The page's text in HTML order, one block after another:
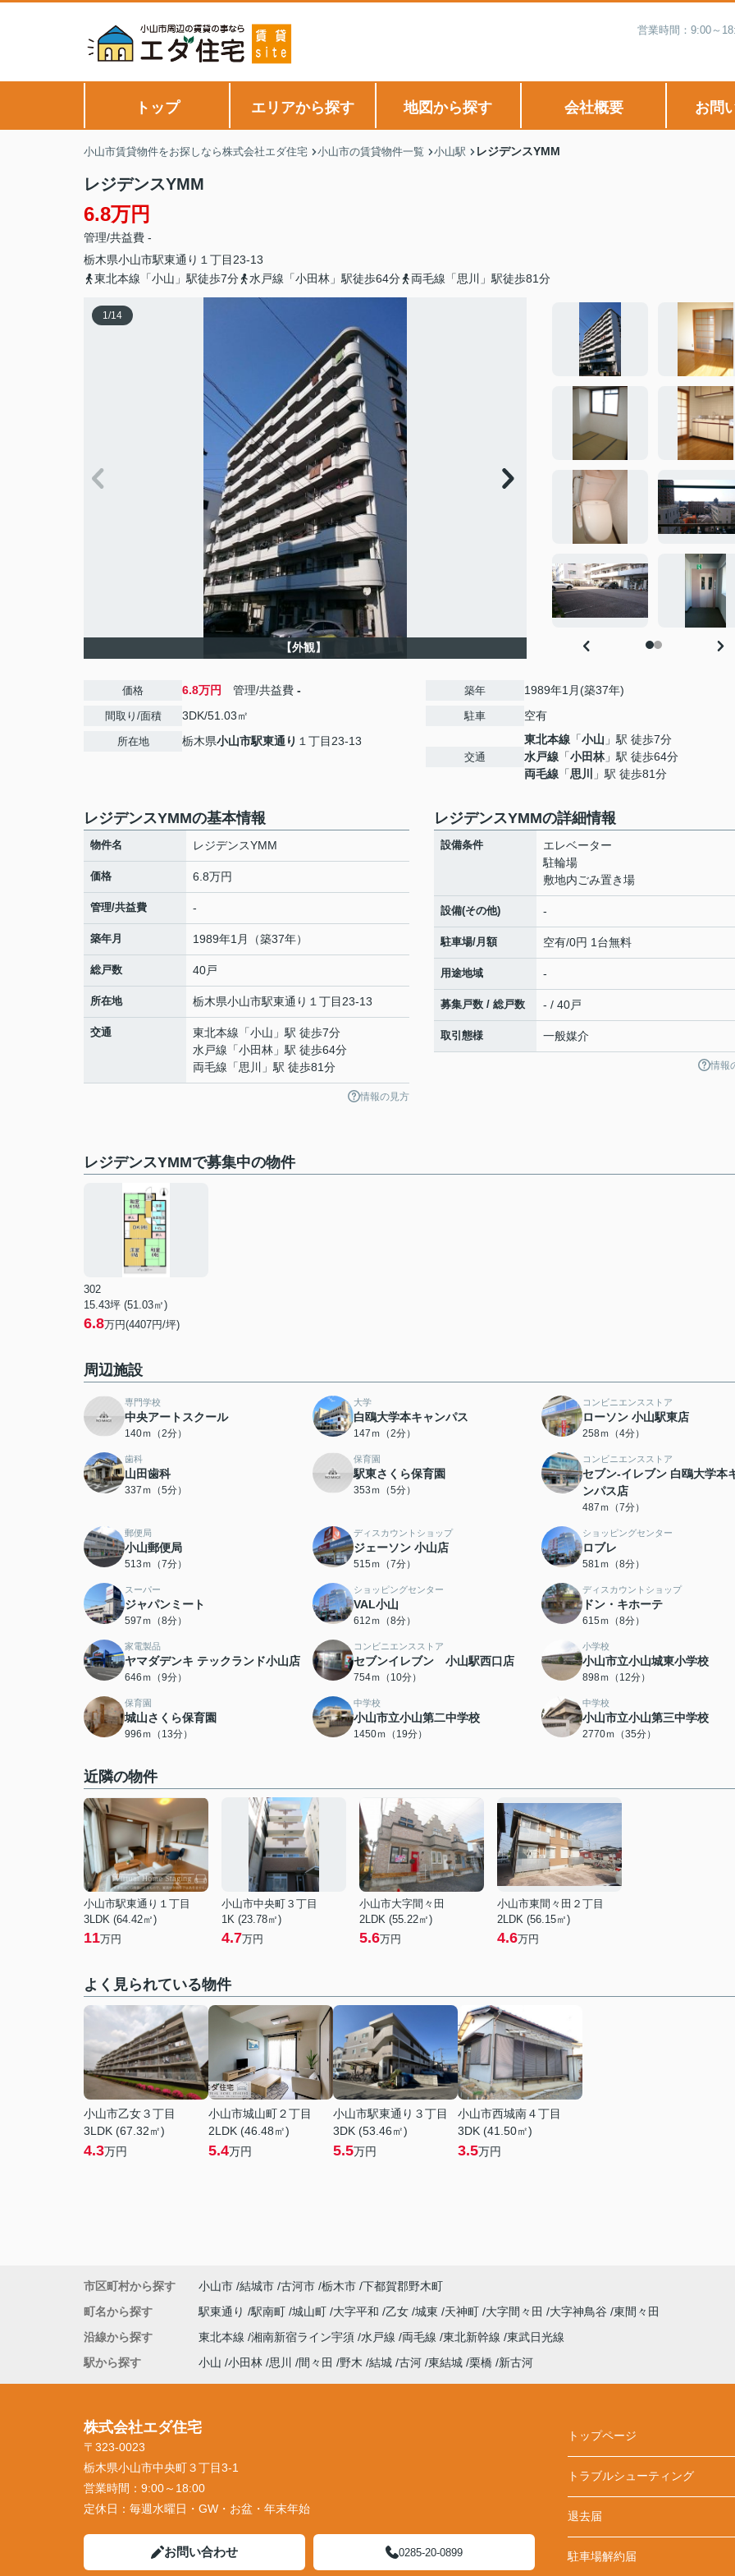
営業時間：9:00～
トップ エリアから探す 地図から探す 会社概要 お問
小山市賃貸物件をお探しなら株式会社エダ住宅 小山市の賃貸物件一覧 小山駅 レジデンスYMM
レジデンスYMM
6.8万円
管理/共益費 -
栃木県小山市駅東通り １丁目23-13
東北本線「小山」駅徒歩7分
水戸線「小田林」駅徒歩64分 両毛線「思川」駅徒歩81分
1/14
【外観】
価格 6.8万円 管理/共益費 -
間取り/面積 3DK/51.03㎡
所在地 栃木県小山市駅東通り １丁目23-13
築年 1989年1月(築37年)
駐車 空有
交通
東北本線 「小山 」駅 徒歩7分
水戸線 「小田林」駅 徒歩64分
両毛線 「思川 」駅 徒歩81分
レジデンスYMMの基本情報
物件名 レジデンスYMM
価格 6.8万円
管理/共益費 -
築年月 1989年1月（築37年）
総戸数 40戸
所在地 栃木県小山市駅東通り １丁目23-13
交通 東北本線 「小山 」駅 徒歩7分
水戸線 「小田林 」駅 徒歩64分
両毛線 「思川 」駅 徒歩81分
情報の見方
レジデンスYMMの詳細情報
設備条件
エレベーター
駐輪場
敷地内ごみ置き場
設備(その他) -
駐車場/月額 空有/0円 1台無料
用途地域 -
募集戸数 / 総戸数 - / 40戸
取引態様 一般媒介
情報
レジデンスYMMで募集中の物件
302
15.43坪 (51.03㎡)
6.8万円(4407円/坪)
周辺施設
専門学校
中央アートスクール
140ｍ（2分）
大学
白鴎大学本キャンパス
147ｍ（2分）
コンビニエンスストア
ローソン 小山駅東店
258ｍ（4分）
歯科
山田歯科
337ｍ（5分）
保育園
駅東さくら保育園
353ｍ（5分）
コンビニエンスストア
セブン-イレブン 白鴎大学本
ンパス店
487ｍ（7分）
郵便局
小山郵便局
513ｍ（7分）
ディスカウントショップ
ジェーソン 小山店
515ｍ（7分）
ショッピングセンター
ロブレ
581ｍ（8分）
スーパー
ジャパンミート
597ｍ（8分）
ショッピングセンター
VAL小山
612ｍ（8分）
ディスカウントショップ
ドン・キホーテ
615ｍ（8分）
家電製品
ヤマダデンキ テックランド小山店
646ｍ（9分）
コンビニエンスストア
セブンイレブン 小山駅西口店
754ｍ（10分）
小学校
小山市立小山城東小学校
898ｍ（12分）
保育園
城山さくら保育園
996ｍ（13分）
中学校
小山市立小山第二中学校
1450ｍ（19分）
中学校
小山市立小山第三中学校
2770ｍ（35分）
近隣の物件
小山市駅東通り１丁目
3LDK (64.42㎡)
11万円
小山市中央町３丁目
1K (23.78㎡)
4.7万円
小山市大字間々田
2LDK (55.22㎡)
5.6万円
小山市東間々田２丁目
2LDK (56.15㎡)
4.6万円
よく見られている物件
小山市乙女３丁目
3LDK (67.32㎡)
4.3万円
小山市城山町２丁目
2LDK (46.48㎡)
5.4万円
小山市駅東通り３丁目
3DK (53.46㎡)
5.5万円
小山市西城南４丁目
3DK (41.50㎡)
3.5万円
市区町村から探す 小山市 結城市 古河市 栃木市 下都賀郡野木町
町名から探す
駅東通り 駅南町 城山町 大字平和 乙女 城東 天神町 大字間々田 大字神鳥谷 東間々田
沿線から探す
東北本線 湘南新宿ライン宇須 水戸線 両毛線 東北新幹線 東武日光線
駅から探す
小山 小田林 思川 間々田 野木 結城 古河 東結城 栗橋 新古河
株式会社エダ住宅
〒323-0023
栃木県小山市中央町３丁目3-1
営業時間： 9:00～18:00
定休日： 毎週水曜日・GW・お盆・年末年始
お問い合わせ 0285-20-0899
トップページ
トラブルシューティング
退去届
駐車場解約届